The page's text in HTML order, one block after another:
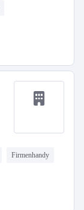
Firmenhandy